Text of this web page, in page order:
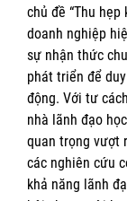
chủ đề “Thu
doanh nghiệp
sự nhận thức
phát triển để
động. Với tư
nhà lãnh đạo
quan trọng vượt
các nghiên cứu
khả năng lãnh